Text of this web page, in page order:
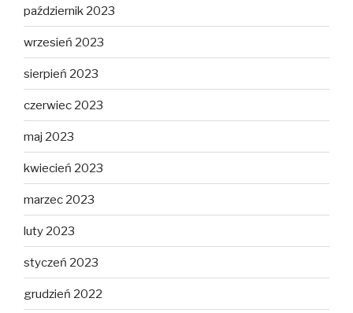
październik 2023
wrzesień 2023
sierpień 2023
czerwiec 2023
maj 2023
kwiecień 2023
marzec 2023
luty 2023
styczeń 2023
grudzień 2022